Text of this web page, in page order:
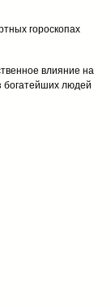
гороскопах
влияние на
богатейших людей